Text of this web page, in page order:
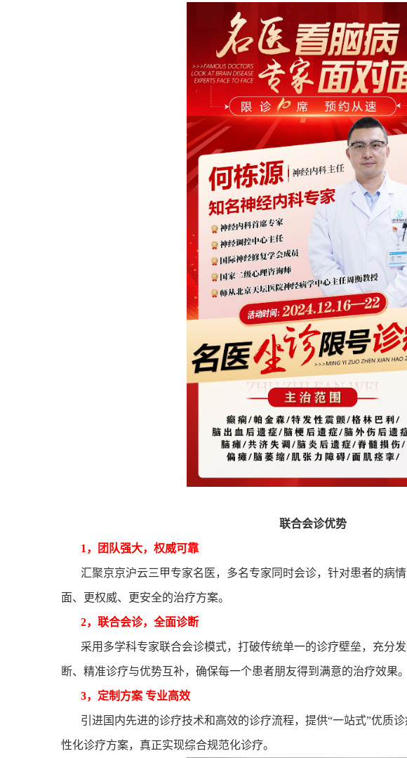
联合会诊优势
1 ，团队强大，权威可靠
汇聚京京沪云三甲专家名医，多名专家同时会诊，针对患者的病
面、更权威、更安全的治疗方案。
2，联合会诊，全面诊断
采用多学科专家联合会诊模式，打破传统单一的诊疗壁垒，充分
断、精准诊疗与优势互补，确保每一个患者朋友得到满意的治疗效果。
3，定制方案 专业高效
引进国内先进的诊疗技术和高效的诊疗流程，提供“一站式”优质诊
性化诊疗方案，真正实现综合规范化诊疗。